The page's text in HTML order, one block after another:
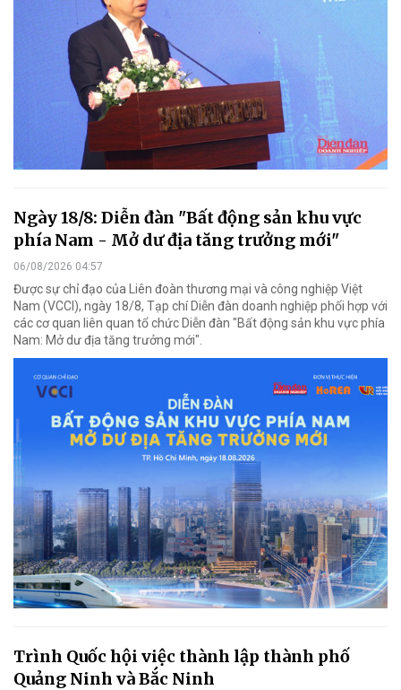
Ngày 18/8: Diễn đàn "Bất động sản khu vực
phía Nam - Mở dư địa tăng trưởng mới"
06/08/2026 04:57
Được sự chỉ đạo của Liên đoàn thương mại và công nghiệp Việt
Nam (VCCI), ngày 18/8, Tạp chí Diễn đàn doanh nghiệp phối hợp với
các cơ quan liên quan tổ chức Diễn đàn "Bất động sản khu vực phía
Nam: Mở dư địa tăng trưởng mới".
Trình Quốc hội việc thành lập thành phố
Quảng Ninh và Bắc Ninh